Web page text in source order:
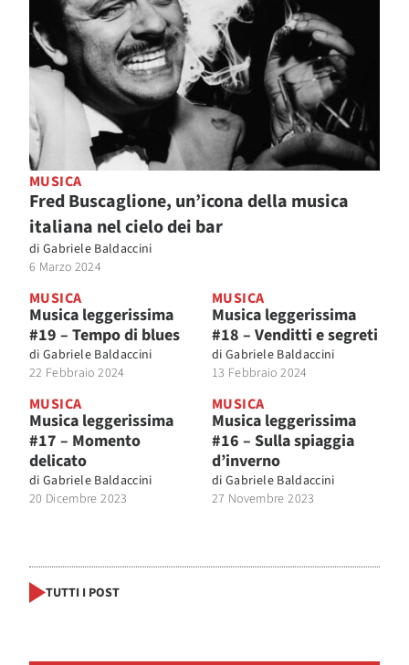
MUSICA
Fred Buscaglione, un’icona della musica
italiana nel cielo dei bar
di Gabriele Baldaccini
6 Marzo 2024
MUSICA
Musica leggerissima
#19 – Tempo di blues
di Gabriele Baldaccini
22 Febbraio 2024
MUSICA
Musica leggerissima
#18 – Venditti e segreti
di Gabriele Baldaccini
13 Febbraio 2024
MUSICA
Musica leggerissima
#17 – Momento
delicato
di Gabriele Baldaccini
20 Dicembre 2023
MUSICA
Musica leggerissima
#16 – Sulla spiaggia
d’inverno
di Gabriele Baldaccini
27 Novembre 2023
TUTTI I POST